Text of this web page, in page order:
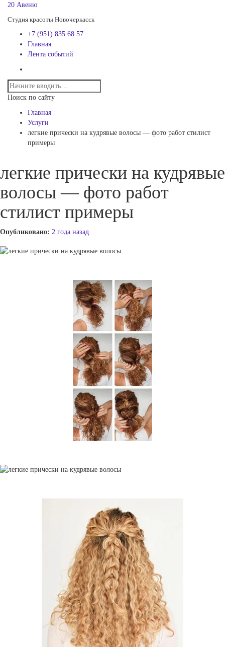
20 Авеню
Студия красоты Новочеркасск
+7 (951) 835 68 57
Главная
Лента событий
Поиск по сайту
Главная
Услуги
легкие прически на кудрявые волосы — фото работ стилист
примеры
легкие прически на кудрявые
волосы — фото работ
стилист примеры
Опубликовано: 2 года назад